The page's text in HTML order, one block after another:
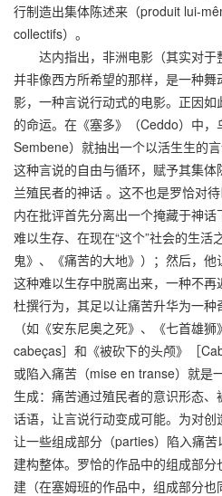
行制造出集体陈述来（produit lui-
collectifs）。
达内指出，非洲电影（其实对于
并非像西方所希望的那样，是一种
影，一种言说行动式的电影。正因
的命运。在《塞多》（Ceddo）中
Sembene）就抽出一个以活生生的
这种言说的自由与循环，赋予其集
兰殖民者的神话 。这不也是罗恰对
内在批评首先分离出一个掩藏于神话
难以生存、在现在“这个”社会的生活
鬼》、《痛苦的大地》）；然后，
这种难以生存中脱离出来，一种不
杜撰行为，其足以让痛苦升华为一
（如《安东尼奥之死》、《七首雄
cabeças］和《被砍下的头颅》［
或陷入痛苦（mise en transe）就是
生成：痛苦通过殖民者的意识形态
话语，让言说行动变成可能。为对
让一些组成部分（parties）陷入痛
建构整体。罗恰的作品中的组成部
建（在塞姆班的作品中，组成部分